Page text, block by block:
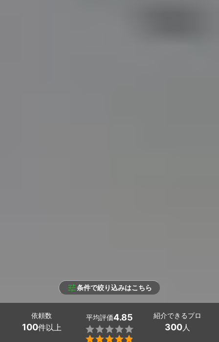
条件で絞り込みはこちら
依頼数
100件以上
平均評価4.85


紹介できるプロ
300人